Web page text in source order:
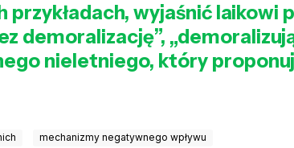
wyjaśnić laikowi
demoralizację”,
nieletniego, który
mechanizmy negatywnego wpływu